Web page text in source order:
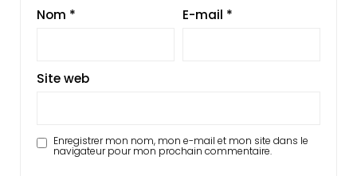
Nom * E-mail *
Site web
Enregistrer mon nom, mon e-mail et mon site dans le
navigateur pour mon prochain commentaire.